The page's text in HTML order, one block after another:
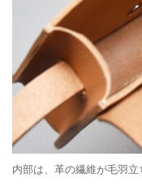
内部は、革の繊維が毛羽立